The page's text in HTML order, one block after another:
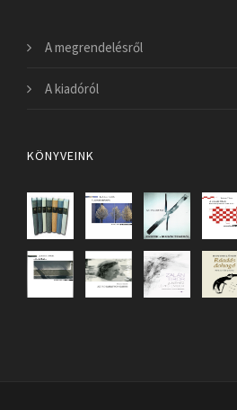
A megrendelésről
A kiadóról
KÖNYVEINK